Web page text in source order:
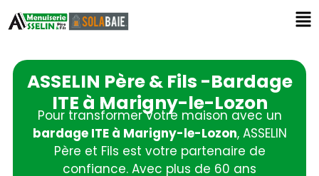
ASSELIN Père & Fils -Bardage
ITE à Marigny-le-Lozon
Pour transformer votre maison avec un
bardage ITE à Marigny-le-Lozon, ASSELIN
Père et Fils est votre partenaire de
confiance. Avec plus de 60 ans